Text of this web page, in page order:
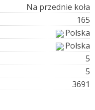
Na przednie koła
165
Polska
Polska
5
5
3691